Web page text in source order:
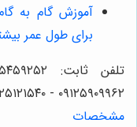
آموزش گام به
برای طول عمر
۰۹۱۲۵۹۰۹۹۶۲ - ۰۹۱۲۵۱۲۱۵۴۰‌‌‌ - ۰۹۱۲۶۹۳۱۶۶۷
مشخصات